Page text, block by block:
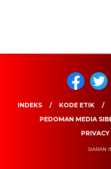
INDEKS KODE ETIK
PEDOMAN MEDIA
SIARAN